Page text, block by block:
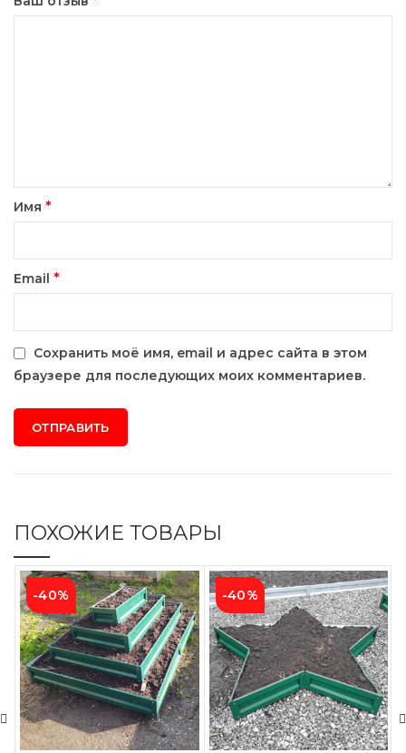
Имя *
Email *
Сохранить моё имя, email и адрес сайта в этом
браузере для последующих моих комментариев.
ПОХОЖИЕ ТОВАРЫ
-40% -40%